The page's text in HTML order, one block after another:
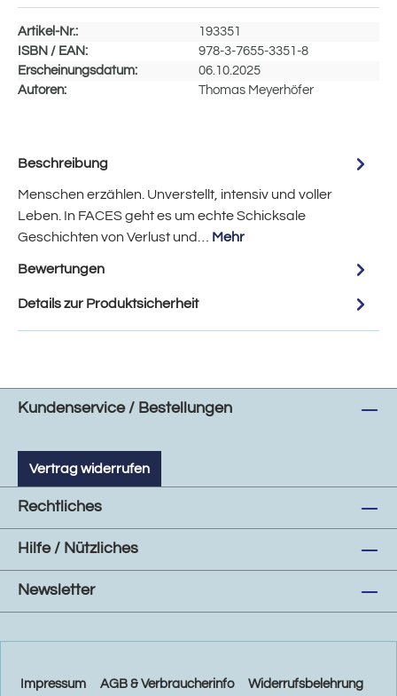
Artikel-Nr.:
193351
ISBN / EAN:
978-3-7655-3351-8
Erscheinungsdatum:
06.10.2025
Autoren:
Thomas Meyerhöfer
Beschreibung
Menschen erzählen. Unverstellt, intensiv und voller
Leben. In FACES geht es um echte Schicksale
Geschichten von Verlust und… Mehr
Bewertungen
Details zur Produktsicherheit
Kundenservice / Bestellungen
Vertrag widerrufen
Rechtliches
Hilfe / Nützliches
Newsletter
Impressum AGB & Verbraucherinfo Widerrufsbelehrung